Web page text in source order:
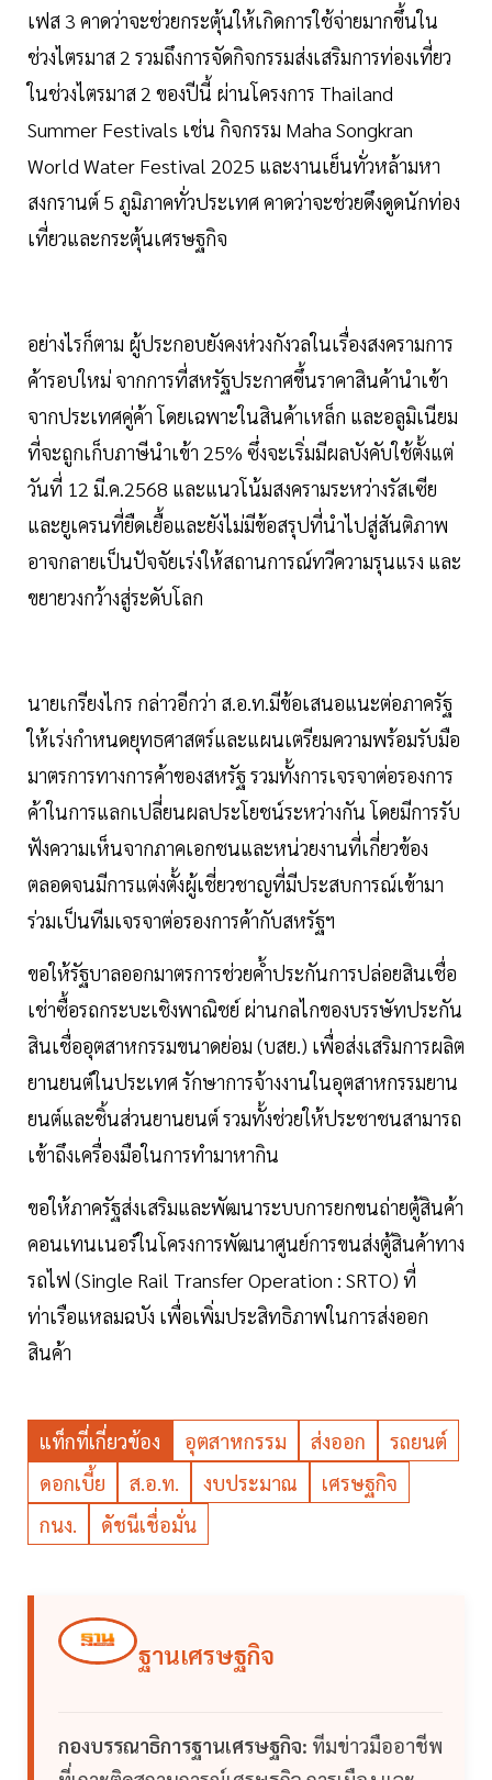
เฟส 3 คาดว่าจะช่วยกระตุ้นให้เกิดการใช้จ่ายมากขึ้นใน
ช่วงไตรมาส 2 รวมถึงการจัดกิจกรรมส่งเสริมการท่องเที่ยว
ในช่วงไตรมาส 2 ของปีนี้ ผ่านโครงการ Thailand
Summer Festivals เช่น กิจกรรม Maha Songkran
World Water Festival 2025 และงานเย็นทั่วหล้ามหา
สงกรานต์ 5 ภูมิภาคทั่วประเทศ คาดว่าจะช่วยดึงดูดนักท่อง
เที่ยวและกระตุ้นเศรษฐกิจ
อย่างไรก็ตาม ผู้ประกอบยังคงห่วงกังวลในเรื่องสงครามการ
ค้ารอบใหม่ จากการที่สหรัฐประกาศขึ้นราคาสินค้านำเข้า
จากประเทศคู่ค้า โดยเฉพาะในสินค้าเหล็ก และอลูมิเนียม
ที่จะถูกเก็บภาษีนำเข้า 25% ซึ่งจะเริ่มมีผลบังคับใช้ตั้งแต่
วันที่ 12 มี.ค.2568 และแนวโน้มสงครามระหว่างรัสเซีย
และยูเครนที่ยืดเยื้อและยังไม่มีข้อสรุปที่นำไปสู่สันติภาพ
อาจกลายเป็นปัจจัยเร่งให้สถานการณ์ทวีความรุนแรง และ
ขยายวงกว้างสู่ระดับโลก
นายเกรียงไกร กล่าวอีกว่า ส.อ.ท.มีข้อเสนอแนะต่อภาครัฐ
ให้เร่งกำหนดยุทธศาสตร์และแผนเตรียมความพร้อมรับมือ
มาตรการทางการค้าของสหรัฐ รวมทั้งการเจรจาต่อรองการ
ค้าในการแลกเปลี่ยนผลประโยชน์ระหว่างกัน โดยมีการรับ
ฟังความเห็นจากภาคเอกชนและหน่วยงานที่เกี่ยวข้อง
ตลอดจนมีการแต่งตั้งผู้เชี่ยวชาญที่มีประสบการณ์เข้ามา
ร่วมเป็นทีมเจรจาต่อรองการค้ากับสหรัฐฯ
ขอให้รัฐบาลออกมาตรการช่วยค้ำประกันการปล่อยสินเชื่อ
เช่าซื้อรถกระบะเชิงพาณิชย์ ผ่านกลไกของบรรษัทประกัน
สินเชื่ออุตสาหกรรมขนาดย่อม (บสย.) เพื่อส่งเสริมการผลิต
ยานยนต์ในประเทศ รักษาการจ้างงานในอุตสาหกรรมยาน
ยนต์และชิ้นส่วนยานยนต์ รวมทั้งช่วยให้ประชาชนสามารถ
เข้าถึงเครื่องมือในการทำมาหากิน
ขอให้ภาครัฐส่งเสริมและพัฒนาระบบการยกขนถ่ายตู้สินค้า
คอนเทนเนอร์ในโครงการพัฒนาศูนย์การขนส่งตู้สินค้าทาง
รถไฟ (Single Rail Transfer Operation : SRTO) ที่
ท่าเรือแหลมฉบัง เพื่อเพิ่มประสิทธิภาพในการส่งออก
สินค้า
แท็กที่เกี่ยวข้อง อุตสาหกรรม ส่งออก
รถยนต์
ดอกเบี้ย
ส.อ.ท. งบประมาณ
เศรษฐกิจ
กนง.
ดัชนีเชื่อมั่น
ฐานเศรษฐกิจ
กองบรรณาธิการฐานเศรษฐกิจ: ทีมข่าวมืออาชีพ